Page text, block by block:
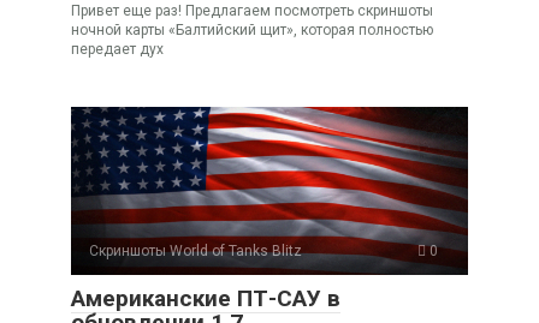
Привет еще раз! Предлагаем посмотреть скриншоты
ночной карты «Балтийский щит», которая полностью
передает дух
Скриншоты World of Tanks Blitz 0
Американские ПТ-САУ в